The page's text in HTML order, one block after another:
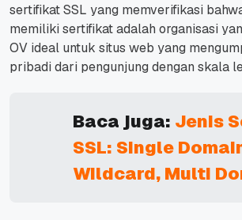
sertifikat SSL yang memverifikasi
memiliki sertifikat adalah organisasi
OV ideal untuk situs web yang
pribadi dari pengunjung dengan skala
Baca juga: Jenis
SSL: Single
Wildcard, Multi